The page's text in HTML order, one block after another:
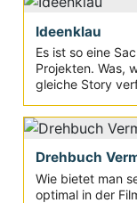
Ideenklau
Es ist so eine
Projekten. Was,
gleiche Story
Drehbuch
Wie bietet man
optimal in der